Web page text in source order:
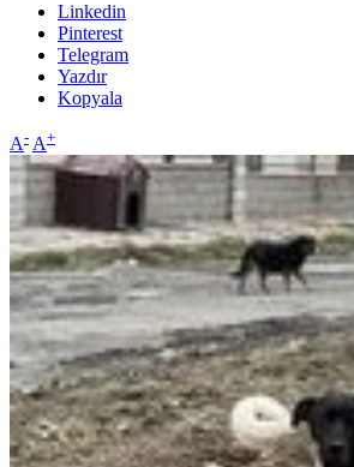
Linkedin
Pinterest
Telegram
Yazdır
Kopyala
A- A+